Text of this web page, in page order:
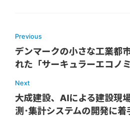
Previous
デンマークの小さな工業都
れた「サーキュラーエコノミ
Next
大成建設、AIによる建設現
測･集計システムの開発に着